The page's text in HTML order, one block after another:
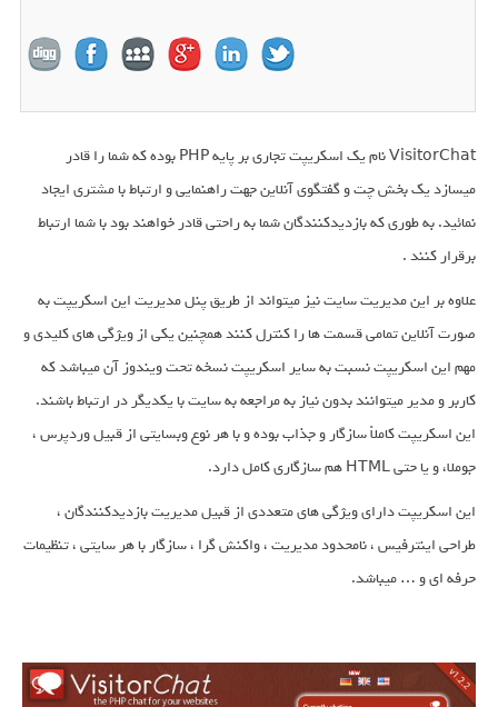
VisitorChat نام یک اسکریپت تجاری بر پایه PHP بوده که شما را قادر
میسازد یک بخش چت و گفتگوی آنلاین جهت راهنمایی و ارتباط با مشتری ایجاد
نمائید. به طوری که بازدیدکنندگان شما به راحتی قادر خواهند بود با شما ارتباط
برقرار کنند .
علاوه بر این مدیریت سایت نیز میتواند از طریق پنل مدیریت این اسکریپت به
صورت آنلاین تمامی قسمت ها را کنترل کنند همچنین یکی از ویژگی های کلیدی و
مهم این اسکریپت نسبت به سایر اسکریپت نسخه تحت ویندوز آن میباشد که
کاربر و مدیر میتوانند بدون نیاز به مراجعه به سایت با یکدیگر در ارتباط باشند.
این اسکریپت کاملاً سازگار و جذاب بوده و با هر نوع وبسایتی از قبیل وردپرس ،
جوملا، و یا حتی HTML هم سازگاری کامل دارد.
این اسکریپت دارای ویژگی های متعددی از قبیل مدیریت بازدیدکنندگان ،
طراحی اینترفیس ، نامحدود مدیریت ، واکنش گرا ، سازگار با هر سایتی ، تنظیمات
حرفه ای و … میباشد.